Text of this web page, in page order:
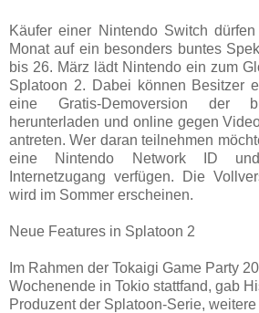
Käufer einer Nintendo Switch
Monat auf ein besonders buntes
bis 26. März lädt Nintendo ein zum
Splatoon 2. Dabei können Besitzer
eine Gratis-Demoversion der
herunterladen und online gegen
antreten. Wer daran teilnehmen
eine Nintendo Network ID
Internetzugang verfügen. Die
wird im Sommer erscheinen.
Neue Features in Splatoon 2
Im Rahmen der Tokaigi Game Party
Wochenende in Tokio stattfand, gab
Produzent der Splatoon-Serie,